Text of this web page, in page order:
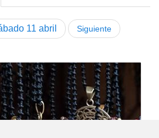
11 abril Siguiente